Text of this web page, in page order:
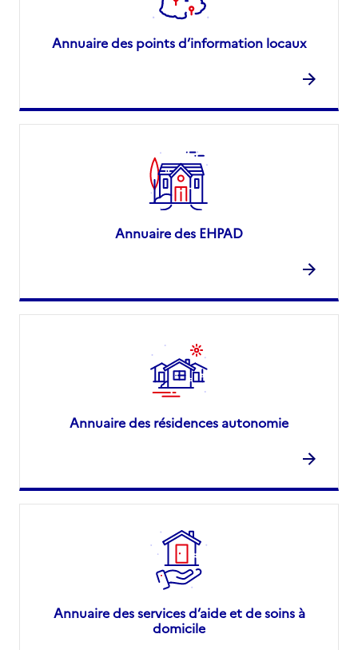
Annuaire des points d’information locaux
Annuaire des EHPAD
Annuaire des résidences autonomie
Annuaire des services d’aide et de soins à
domicile